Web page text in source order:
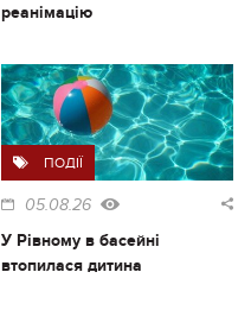
реанімацію
ПОДІЇ
05.08.26
У Рівному в басейні
втопилася дитина